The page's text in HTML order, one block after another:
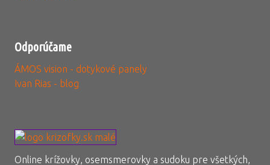
Odporúčame
ÁMOS vision - dotykové panely
Ivan Rias - blog
Online krížovky, osemsmerovky a sudoku pre všetkých,